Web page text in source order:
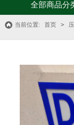
全部商品分
当前位置: 首页 >